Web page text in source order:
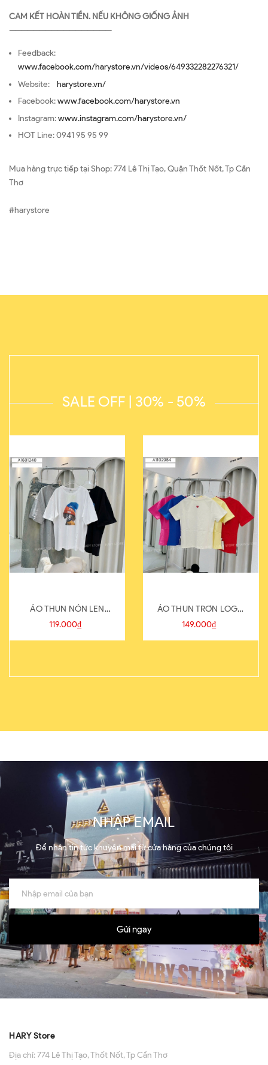
CAM KẾT HOÀN TIỀN. NẾU KHÔNG GIỐNG ẢNH
—————————————————
Feedback:
www.facebook.com/harystore.vn/videos/649332282276321/
Website: harystore.vn/
Facebook:www.facebook.com/harystore.vn
Instagram:www.instagram.com/harystore.vn/
HOT Line: 0941 95 95 99
Mua hàng trực tiếp tại Shop: 774 Lê Thị Tạo, Quận Thốt Nốt, Tp Cần
Thơ
#harystore
SALE OFF | 30% - 50%
ÁO THUN NÓN LEN
821-1
119.000₫
ÁO THUN TRƠN LOGO
SAU
149.000₫
NHẬP EMAIL
Để nhận tin tức khuyến mãi từ cửa hàng của chúng tôi
Gửi ngay
HARY Store
Địa chỉ:774 Lê Thị Tạo, Thốt Nốt, Tp Cần Thơ